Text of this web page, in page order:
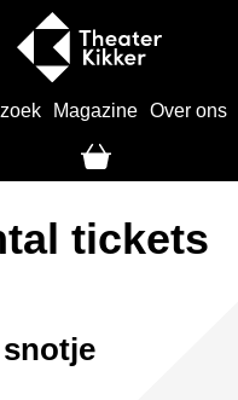
Magazine Over ons
tickets